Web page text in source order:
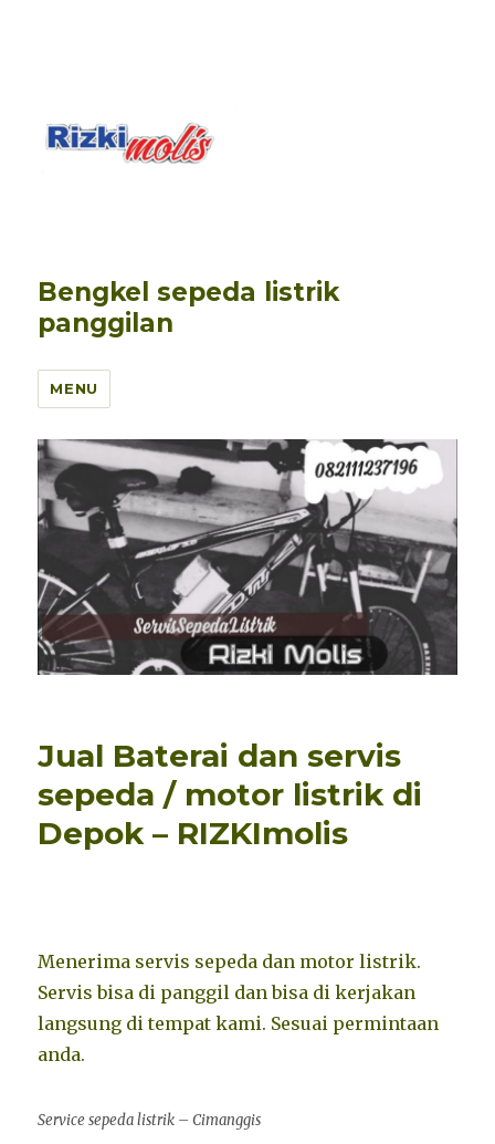
Bengkel sepeda listrik
panggilan
MENU
Jual Baterai dan servis
sepeda / motor listrik di
Depok – RIZKImolis
Menerima servis sepeda dan motor listrik.
Servis bisa di panggil dan bisa di kerjakan
langsung di tempat kami. Sesuai permintaan
anda.
Service sepeda listrik – Cimanggis